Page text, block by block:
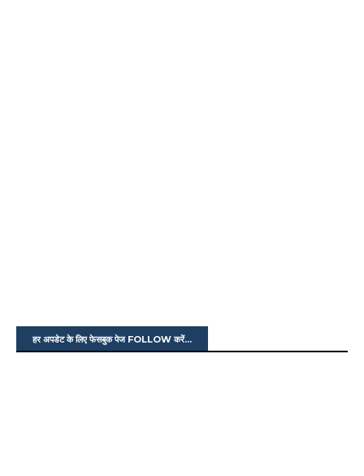
हर अपडेट के लिए फेसबुक पेज FOLLOW करें...